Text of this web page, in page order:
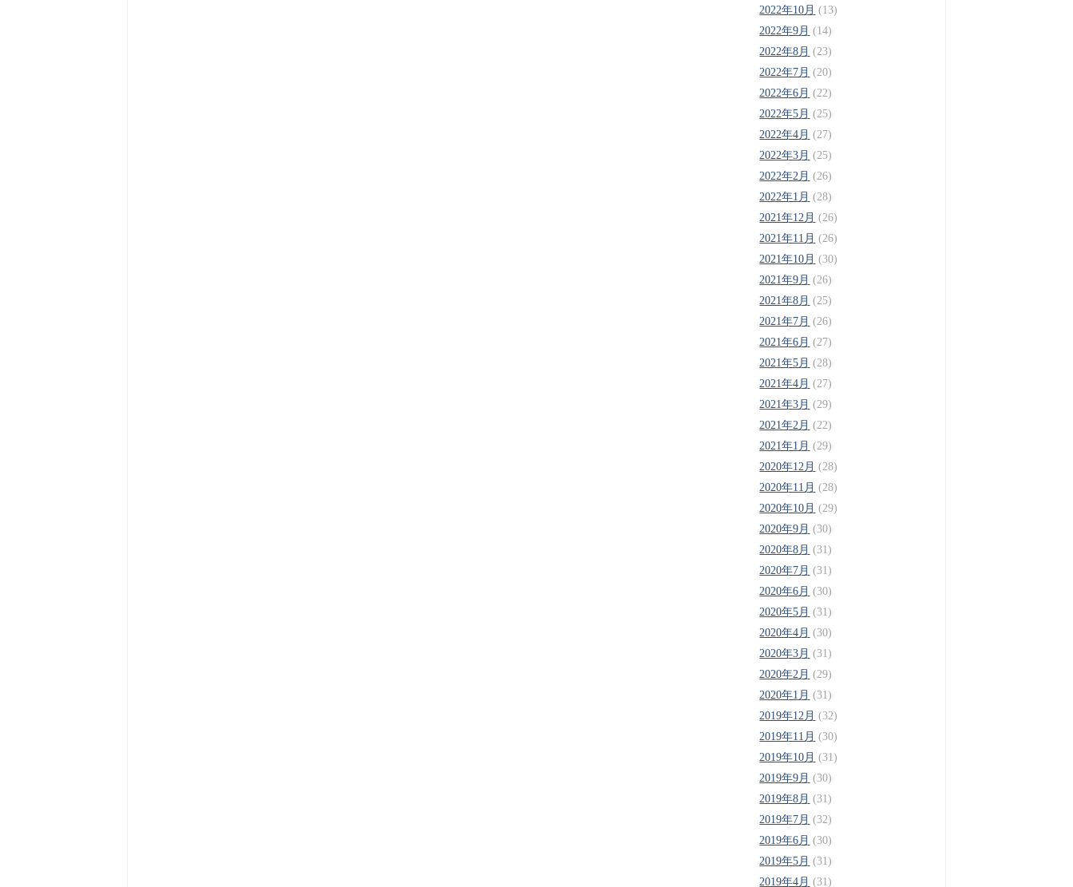
2022年10月 (13)
2022年9月 (14)
2022年8月 (23)
2022年7月 (20)
2022年6月 (22)
2022年5月 (25)
2022年4月 (27)
2022年3月 (25)
2022年2月 (26)
2022年1月 (28)
2021年12月 (26)
2021年11月 (26)
2021年10月 (30)
2021年9月 (26)
2021年8月 (25)
2021年7月 (26)
2021年6月 (27)
2021年5月 (28)
2021年4月 (27)
2021年3月 (29)
2021年2月 (22)
2021年1月 (29)
2020年12月 (28)
2020年11月 (28)
2020年10月 (29)
2020年9月 (30)
2020年8月 (31)
2020年7月 (31)
2020年6月 (30)
2020年5月 (31)
2020年4月 (30)
2020年3月 (31)
2020年2月 (29)
2020年1月 (31)
2019年12月 (32)
2019年11月 (30)
2019年10月 (31)
2019年9月 (30)
2019年8月 (31)
2019年7月 (32)
2019年6月 (30)
2019年5月 (31)
2019年4月 (31)